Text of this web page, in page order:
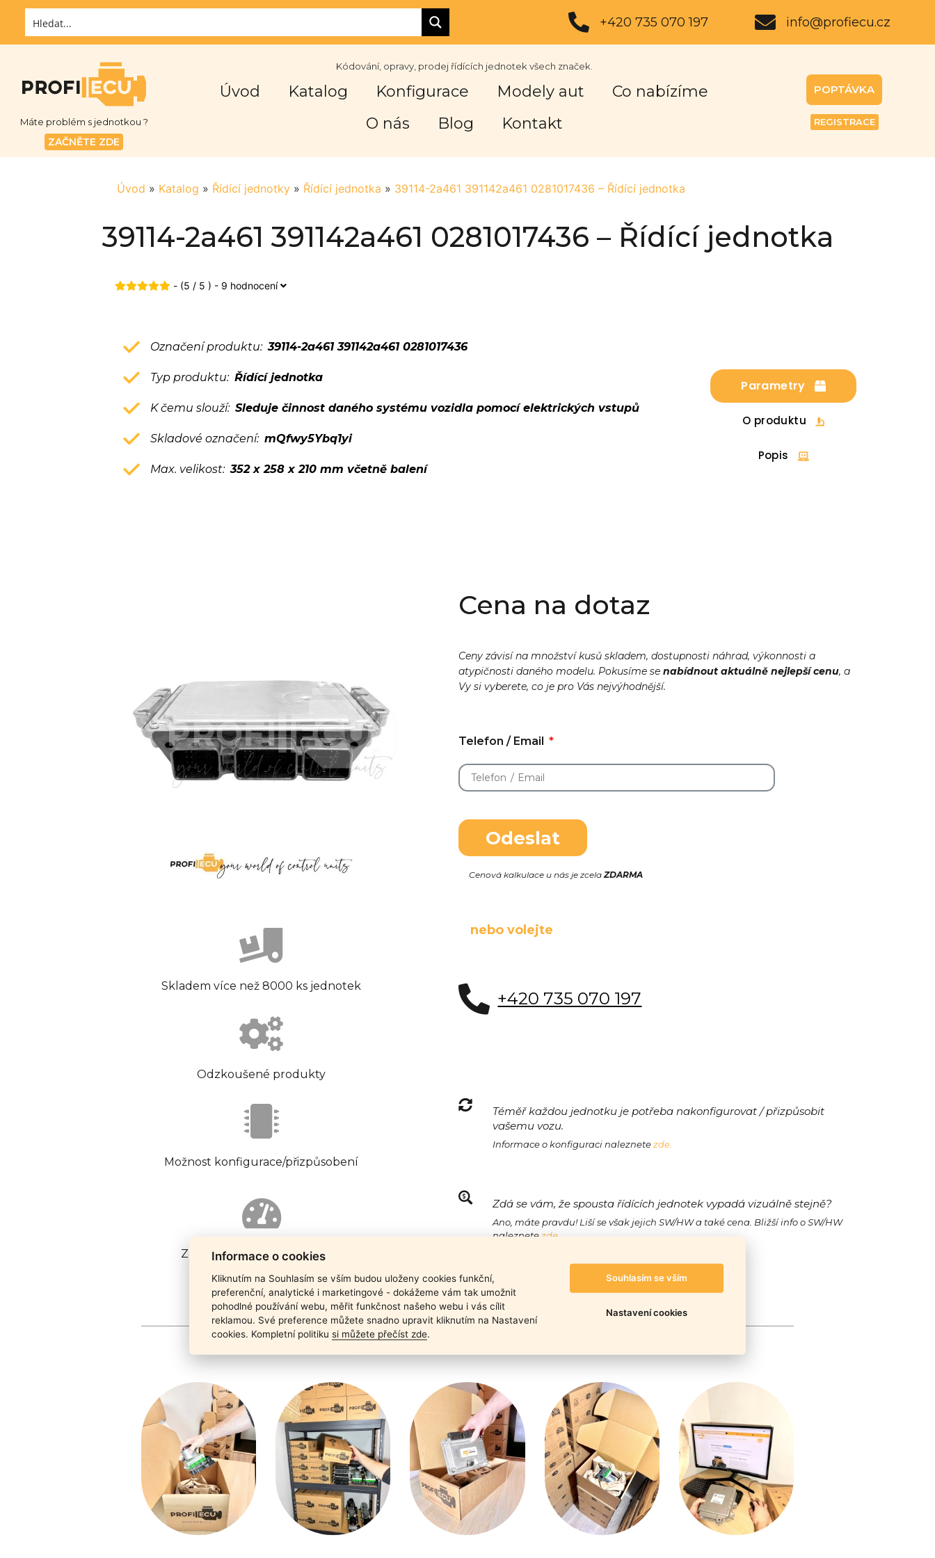
+420 735 070 197 info@profiecu.cz
Máte problém s jednotkou ?
ZAČNĚTE ZDE
Kódování, opravy, prodej řídících jednotek všech značek.
Úvod Katalog Konfigurace Modely aut
Co nabízíme
O nás
Blog Kontakt
POPTÁVKA
REGISTRACE
Úvod » Katalog » Řídící jednotky » Řídící jednotka » 39114-2a461 391142a461 0281017436 – Řídící jednotka
39114-2a461 391142a461 0281017436 – Řídící jednotka
- (5 / 5 ) - 9 hodnocení
Parametry
O produktu
Popis
Označení produktu:39114-2a461 391142a461 0281017436
Typ produktu: Řídící jednotka
K čemu slouží: Sleduje činnost daného systému vozidla pomocí elektrických vstupů
Skladové označení: mQfwy5Ybq1yi
Max. velikost:352 x 258 x 210 mm včetně balení
Skladem více než 8000 ks jednotek
Odzkoušené produkty
Možnost konfigurace/přizpůsobení
Záruka funkčnosti produktu
Cena na dotaz
Ceny závisí na množství kusů skladem, dostupnosti náhrad, výkonnosti a
atypičnosti daného modelu. Pokusíme senabídnout aktuálně nejlepší cenu, a
Vy si vyberete, co je pro Vás nejvýhodnější.
Telefon / Email
Odeslat
Cenová kalkulace u nás je zcelaZDARMA
nebo volejte
+420 735 070 197
Téměř každou jednotku je potřeba nakonfigurovat / přizpůsobit
vašemu vozu.
Informace o konfiguraci naleznetezde.
Zdá se vám, že spousta řídících jednotek vypadá vizuálně stejně?
Ano, máte pravdu! Liší se však jejich SW/HW a také cena. Bližší info o SW/HW
naleznete zde.
Informace o cookies
Kliknutím na Souhlasím se vším budou uloženy cookies funkční,
preferenční, analytické i marketingové - dokážeme vám tak umožnit
pohodlné používání webu, měřit funkčnost našeho webu i vás cílit
reklamou. Své preference můžete snadno upravit kliknutím na Nastavení
cookies. Kompletní politiku si můžete přečíst zde.
Souhlasím se vším
Nastavení cookies